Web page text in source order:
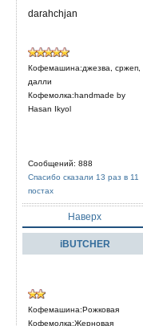
darahchjan
Кофемашина:джезва, сржеп,
далли
Кофемолка:handmade by
Hasan Ikyol
Сообщений: 888
Спасибо сказали 13 раз в 11
постах
Наверх
iBUTCHER
Кофемашина:Рожковая
Кофемолка:Жерновая